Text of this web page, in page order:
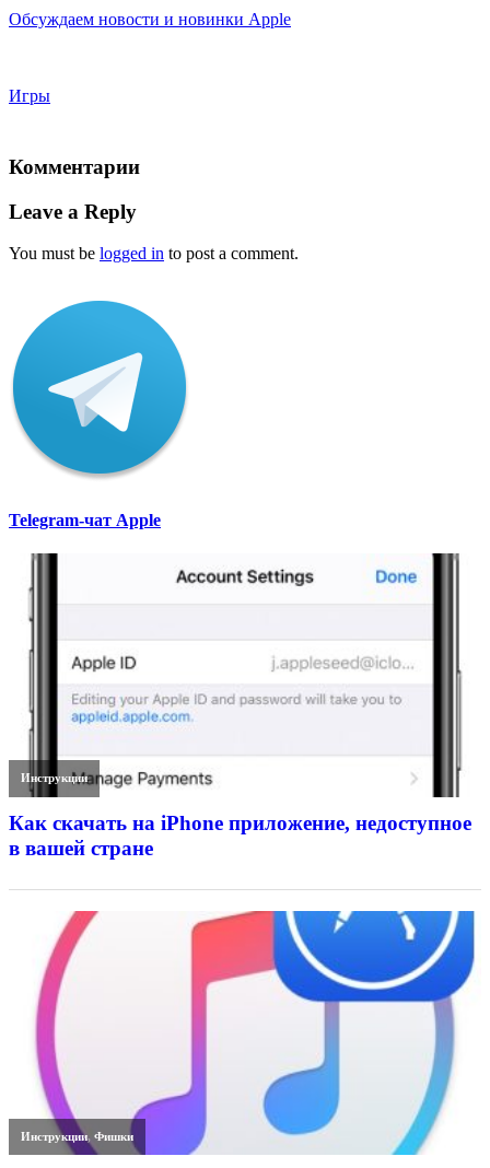
Обсуждаем новости и новинки Apple
Игры
Комментарии
Leave a Reply
You must be logged in to post a comment.
Telegram-чат Apple
Инструкции
Как скачать на iPhone приложение, недоступное
в вашей стране
Инструкции,Фишки